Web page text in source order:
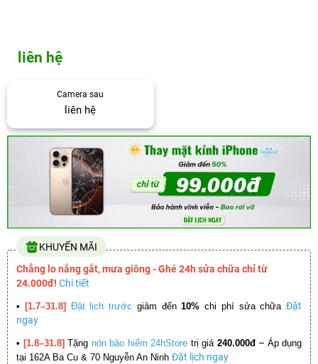
liên hệ
Camera sau
liên hệ
KHUYẾN MÃI
Chẳng lo nắng gắt, mưa giông - Ghé 24h sửa chữa chỉ từ
24.000đ! Chi tiết
• [1.7–31.8] Đặt lịch trước giảm đến10% chi phí sửa chữa Đặt
ngay
• [1.8–31.8] Tặng nón bảo hiểm 24hStore trị giá 240.000đ – Áp dụng
tại 162A Ba Cu & 70 Nguyễn An Ninh Đặt lịch ngay